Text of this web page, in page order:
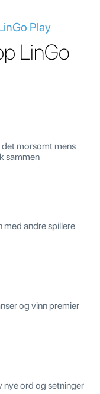
Play
LinGo
det morsomt mens
sammen
med andre spillere
og vinn premier
nye ord og setninger